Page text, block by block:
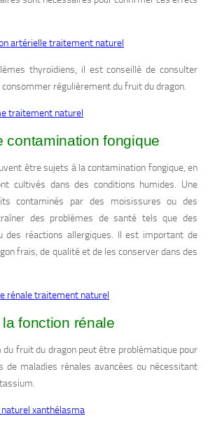
artérielle traitement naturel
thyroïdiens, il est conseillé de consulter
régulièrement du fruit du dragon.
traitement naturel
contamination fongique
être sujets à la contamination fongique, en
cultivés dans des conditions humides. Une
contaminés par des moisissures ou des
des problèmes de santé tels que des
des réactions allergiques. Il est important de
frais, de qualité et de les conserver dans des
rénale traitement naturel
fonction rénale
du fruit du dragon peut être problématique pour
de maladies rénales avancées ou nécessitant
xanthélasma